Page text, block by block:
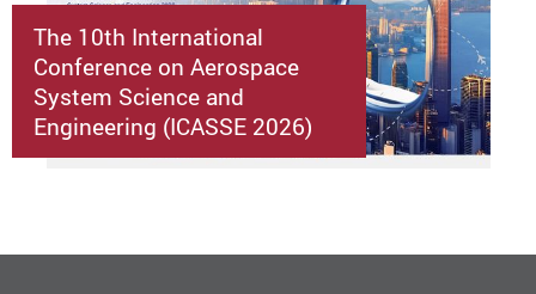
The 10th International
Conference on Aerospace
System Science and
Engineering (ICASSE 2026)